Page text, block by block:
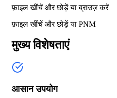
फ़ाइल खींचें और छोड़ें या ब्राउज़ करें
फ़ाइल खींचें और छोड़ें या PNM
मुख्य विशेषताएं
आसान उपयोग